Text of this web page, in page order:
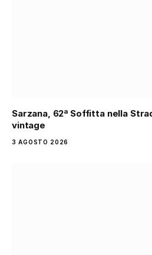
Sarzana, 62ª Soffitta nella
vintage
3 AGOSTO 2026